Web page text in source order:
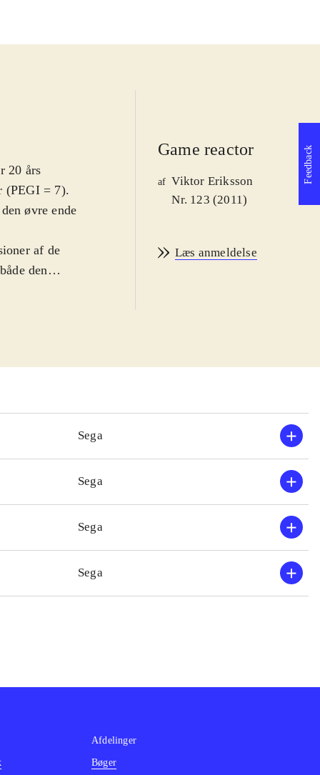
20 års
(PEGI = 7).
øvre ende
af de
den
man samler
.
kort og kun for
Game reactor
af Viktor Eriksson
Nr. 123 (2011)
Læs anmeldelse
Sega
Sega
Sega
Sega
Feedback
Afdelinger
Bøger